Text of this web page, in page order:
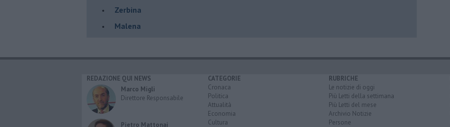
Zerbina
Malena
REDAZIONE QUI NEWS
Marco Migli
Direttore Responsabile
Pietro Mattonai
CATEGORIE
Cronaca
Politica
Attualità
Economia
Cultura
RUBRICHE
Le notizie di oggi
Più Letti della settimana
Più Letti del mese
Archivio Notizie
Persone